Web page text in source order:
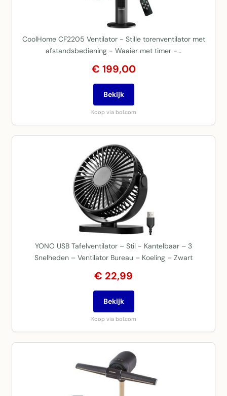
CoolHome CF2205 Ventilator - Stille torenventilator met
afstandsbediening - Waaier met timer -…
€ 199,00
Bekijk
Koop via bol.com
YONO USB Tafelventilator – Stil - Kantelbaar – 3
Snelheden – Ventilator Bureau – Koeling – Zwart
€ 22,99
Bekijk
Koop via bol.com